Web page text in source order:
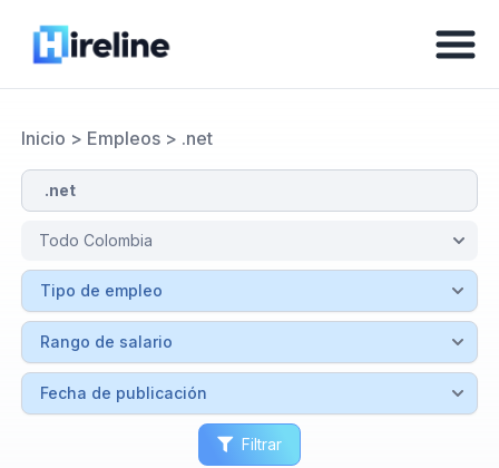
Inicio > Empleos> .net
Filtrar